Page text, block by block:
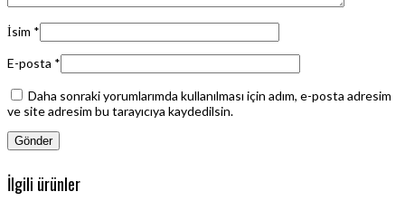
İsim *
E-posta *
Daha sonraki yorumlarımda kullanılması için adım, e-posta adresim
ve site adresim bu tarayıcıya kaydedilsin.
İlgili ürünler